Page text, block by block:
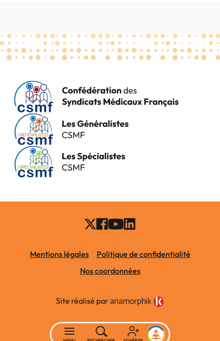
Mentions légales
Politique de confidentialité
Nos coordonnées
Site réalisé par